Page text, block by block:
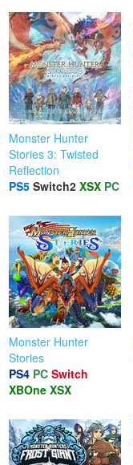
Monster Hunter
Stories 3: Twisted
Reflection
PS5 Switch2 XSX PC
Monster Hunter
Stories
PS4 PC Switch
XBOne XSX